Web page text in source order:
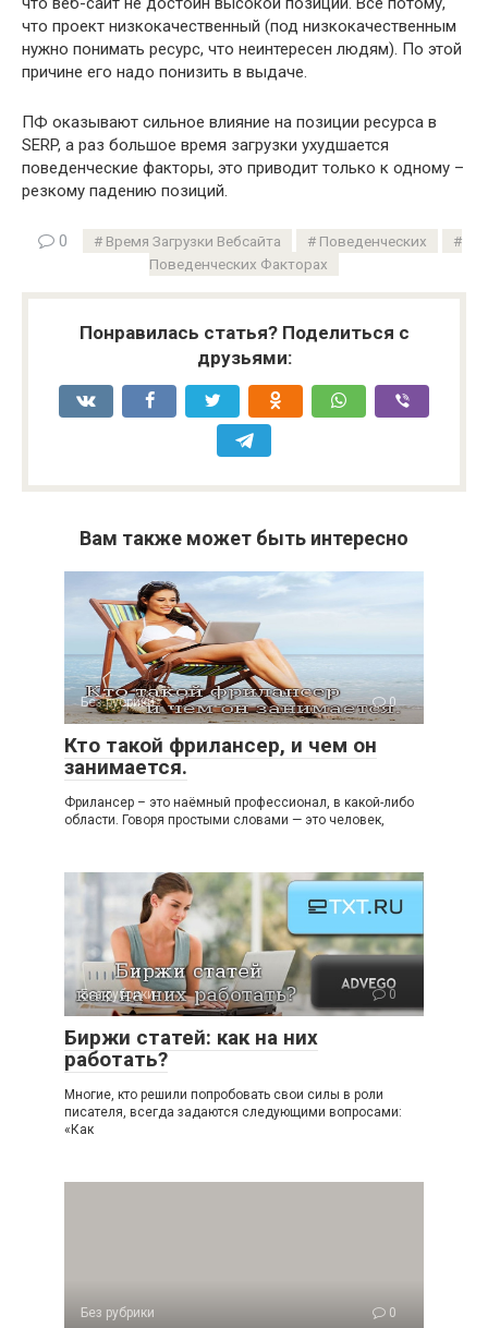
что проект низкокачественный (под низкокачественным
нужно понимать ресурс, что неинтересен людям). По этой
причине его надо понизить в выдаче.
ПФ оказывают сильное влияние на позиции ресурса в
SERP, а раз большое время загрузки ухудшается
поведенческие факторы, это приводит только к одному –
резкому падению позиций.
0 Время Загрузки Вебсайта
Поведенческих
Поведенческих Факторах
Понравилась статья? Поделиться с
друзьями:
Вам также может быть интересно
Без рубрики 0
Кто такой фрилансер, и чем он
занимается.
Фрилансер – это наёмный профессионал, в какой-либо
области. Говоря простыми словами — это человек,
Без рубрики 0
Биржи статей: как на них
работать?
Многие, кто решили попробовать свои силы в роли
писателя, всегда задаются следующими вопросами:
«Как
Без рубрики 0